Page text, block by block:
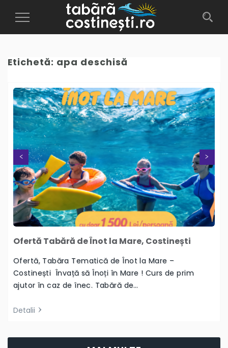
Toggle
Etichetă: apa deschisă
Next
Ofertă Tabără de Înot la Mare, Costinești
Ofertă, Tabăra Tematică de Înot la Mare –
Costinești Învață să Înoți în Mare ! Curs de prim
ajutor în caz de înec. Tabără de…
Detalii